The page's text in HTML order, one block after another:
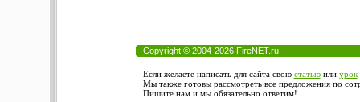
Copyright © 2004-2026 FireNET.ru
Если желаете написать для сайта свою статьюили урок
Мы также готовы рассмотреть все предложения по
Пишите нам и мы обязательно ответим!